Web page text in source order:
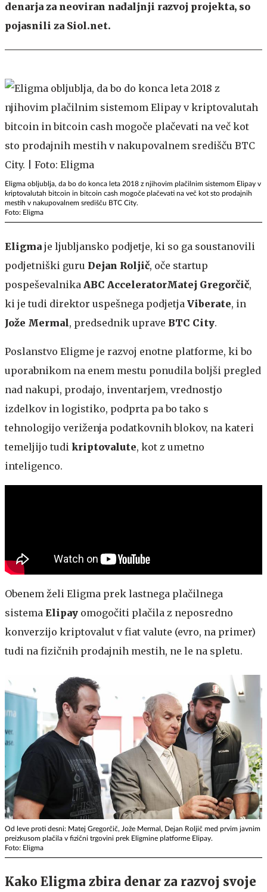
denarja za neoviran nadaljnji razvoj projekta, so
pojasnili za Siol.net.
Eligma obljublja, da bo do konca leta 2018 z njihovim plačilnim sistemom Elipay v
kriptovalutah bitcoin in bitcoin cash mogoče plačevati na več kot sto prodajnih
mestih v nakupovalnem središču BTC City.
Foto: Eligma
Eligma je ljubljansko podjetje, ki so ga soustanovili
podjetniški guru Dejan Roljič, oče startup
pospeševalnika ABC AcceleratorMatej Gregorčič,
ki je tudi direktor uspešnega podjetja Viberate, in
Jože Mermal, predsednik uprave BTC City.
Poslanstvo Eligme je razvoj enotne platforme, ki bo
uporabnikom na enem mestu ponudila boljši pregled
nad nakupi, prodajo, inventarjem, vrednostjo
izdelkov in logistiko, podprta pa bo tako s
tehnologijo veriženja podatkovnih blokov, na kateri
temeljijo tudi kriptovalute, kot z umetno
inteligenco.
Obenem želi Eligma prek lastnega plačilnega
sistema Elipay omogočiti plačila z neposredno
konverzijo kriptovalut v fiat valute (evro, na primer)
tudi na fizičnih prodajnih mestih, ne le na spletu.
Od leve proti desni: Matej Gregorčič, Jože Mermal, Dejan Roljič med prvim javnim
preizkusom plačila v fizični trgovini prek Eligmine platforme Elipay.
Foto: Eligma
Kako Eligma zbira denar za razvoj svoje